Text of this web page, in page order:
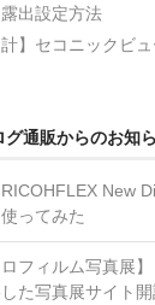
出設定方法
計】セコニックビ
通販からのお知ら
RICOHFLEX New
ってみた
ロフィルム写真展
た写真展サイト開